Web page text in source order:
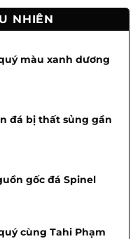
NHIÊN
màu xanh dương
đá bị thất sủng gần
gốc đá Spinel
cùng Tahi Phạm